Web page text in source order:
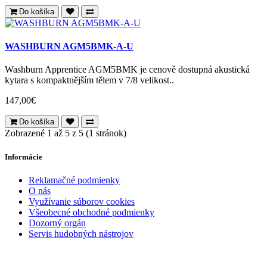
Do košíka
WASHBURN AGM5BMK-A-U
Washburn Apprentice AGM5BMK je cenově dostupná akustická
kytara s kompaktnějším tělem v 7/8 velikost..
147,00€
Do košíka
Zobrazené 1 až 5 z 5 (1 stránok)
Informácie
Reklamačné podmienky
O nás
Využívanie súborov cookies
Všeobecné obchodné podmienky
Dozorný orgán
Servis hudobných nástrojov